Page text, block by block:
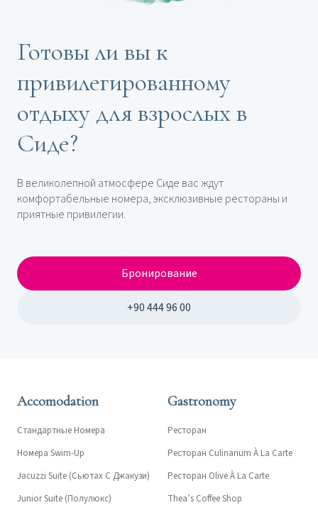
Готовы ли вы к
привилегированному
отдыху для взрослых в
Сиде?
В великолепной атмосфере Сиде вас ждут
комфортабельные номера, эксклюзивные рестораны и
приятные привилегии.
Бронирование
+90 444 96 00
Accomodation
Стандартные Номера
Номера Swim-Up
Jacuzzi Suite (Сьютах С Джакузи)
Junior Suite (Полулюкс)
Gastronomy
Ресторан
Ресторан Culinarium À La Carte
Ресторан Olive À La Carte
Thea’s Coffee Shop